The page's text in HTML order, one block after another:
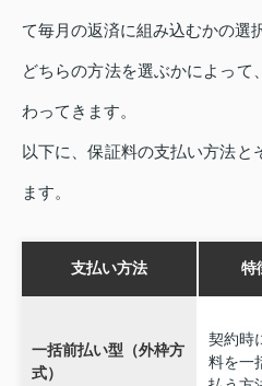
て毎月の返済に組み込むかの選
どちらの方法を選ぶかによって
わってきます。
以下に、保証料の支払い方法と
ます。
支払い方法 特
一括前払い型（外枠方
式）
契約時
料を一